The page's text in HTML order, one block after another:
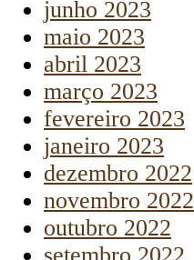
junho 2023
maio 2023
abril 2023
março 2023
fevereiro 2023
janeiro 2023
dezembro 2022
novembro 2022
outubro 2022